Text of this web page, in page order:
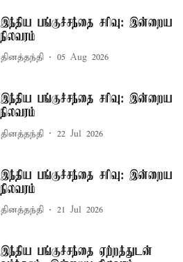
இந்திய பங்குச்சந்தை சரிவு: இன்றைய
நிலவரம்
தினத்தந்தி 05 Aug 2026
இந்திய பங்குச்சந்தை சரிவு: இன்றைய
நிலவரம்
தினத்தந்தி 22 Jul 2026
இந்திய பங்குச்சந்தை சரிவு: இன்றைய
நிலவரம்
தினத்தந்தி 21 Jul 2026
இந்திய பங்குச்சந்தை ஏற்றத்துடன்